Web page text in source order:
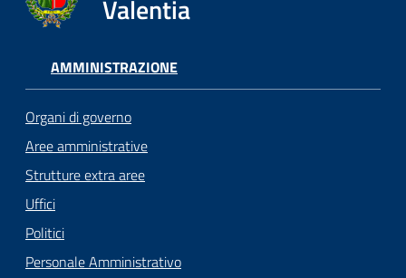
Valentia
AMMINISTRAZIONE
Organi di governo
Aree amministrative
Strutture extra aree
Uffici
Politici
Personale Amministrativo